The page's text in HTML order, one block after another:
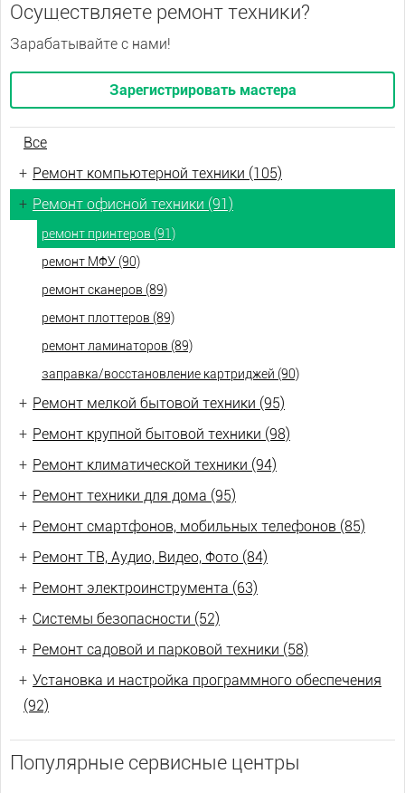
Осуществляете ремонт техники?
Зарабатывайте с нами!
Зарегистрировать мастера
Все
+ Ремонт компьютерной техники (105)
+ Ремонт офисной техники (91)
ремонт принтеров (91)
ремонт МФУ (90)
ремонт сканеров (89)
ремонт плоттеров (89)
ремонт ламинаторов (89)
заправка/восстановление картриджей (90)
+ Ремонт мелкой бытовой техники (95)
+ Ремонт крупной бытовой техники (98)
+ Ремонт климатической техники (94)
+ Ремонт техники для дома (95)
+ Ремонт смартфонов, мобильных телефонов (85)
+ Ремонт ТВ, Аудио, Видео, Фото (84)
+ Ремонт электроинструмента (63)
+ Системы безопасности (52)
+ Ремонт садовой и парковой техники (58)
+ Установка и настройка программного обеспечения
(92)
Популярные сервисные центры